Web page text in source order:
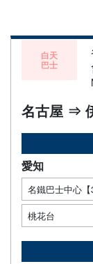
白天
巴士
名古屋 ⇒
愛知
名鐵巴士中心【
桃花台